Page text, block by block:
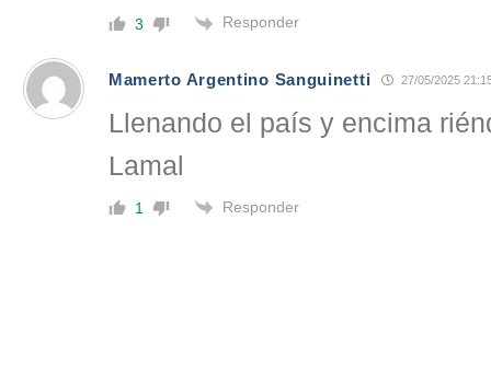
3 Responder
Mamerto Argentino Sanguinetti 27/05/2025
Llenando el país y encima
Lamal
1 Responder